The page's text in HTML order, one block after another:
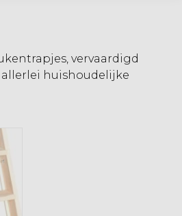
vervaardigd
huishoudelijke